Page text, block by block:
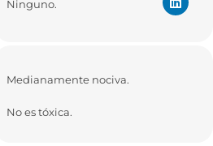
Ninguno.
Medianamente nociva.
No es tóxica.